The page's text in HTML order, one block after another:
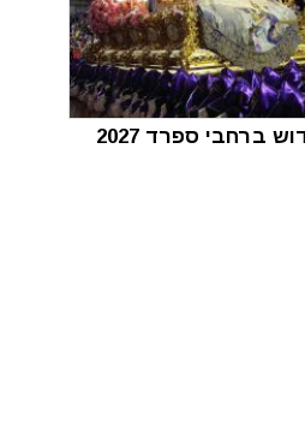
ברחבי ספרד 2027